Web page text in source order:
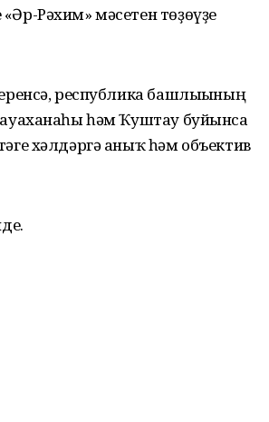
Рәхим» мәсетен төҙөүҙе
республика башлығының
һәм Ҡуштау буйынса
хәлдәргә аныҡ һәм объектив